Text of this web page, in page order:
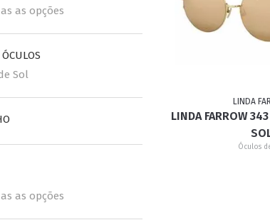
RETRÔ
as opções
Sol
as opções
LINDA
LINDA FARROW
Óculos